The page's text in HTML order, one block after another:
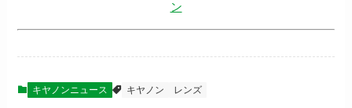
ン
キヤノンニュース キヤノン レンズ